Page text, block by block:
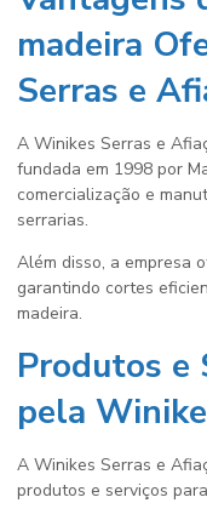
madeira
Serras e
A Winikes Serras e
fundada em 1998 por
comercialização e
serrarias.
Além disso, a empresa
garantindo cortes
madeira.
Produtos e
pela
A Winikes Serras e
produtos e serviços